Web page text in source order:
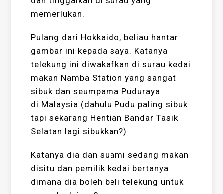
memerlukan.
Pulang dari Hokkaido, beliau hantar
gambar ini kepada saya. Katanya
telekung ini diwakafkan di surau kedai
makan Namba Station yang sangat
sibuk dan seumpama Puduraya
di Malaysia (dahulu Pudu paling sibuk
tapi sekarang Hentian Bandar Tasik
Selatan lagi sibukkan?)
Katanya dia dan suami sedang makan
disitu dan pemilik kedai bertanya
dimana dia boleh beli telekung untuk